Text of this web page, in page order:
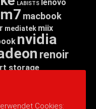
LABISTS lenovo
m7 macbook
mediatek miix
nvidia
renoir
storage
Cookies: